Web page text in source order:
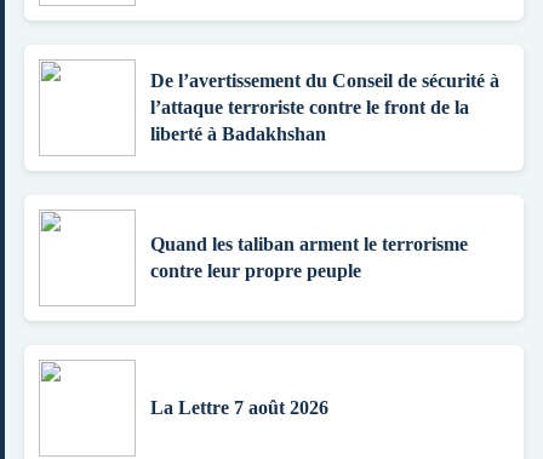
De l’avertissement du Conseil de sécurité à
l’attaque terroriste contre le front de la
liberté à Badakhshan
Quand les taliban arment le terrorisme
contre leur propre peuple
La Lettre 7 août 2026